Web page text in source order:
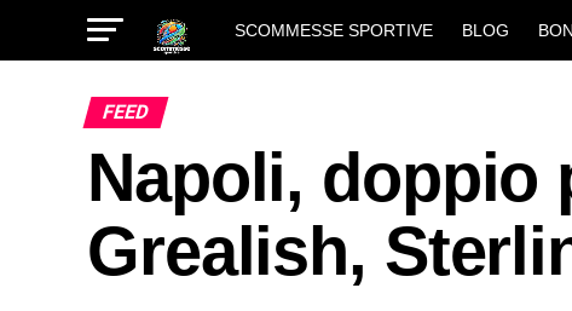
SCOMMESSE SPORTIVE BLOG
FEED
Napoli, doppio
Grealish,